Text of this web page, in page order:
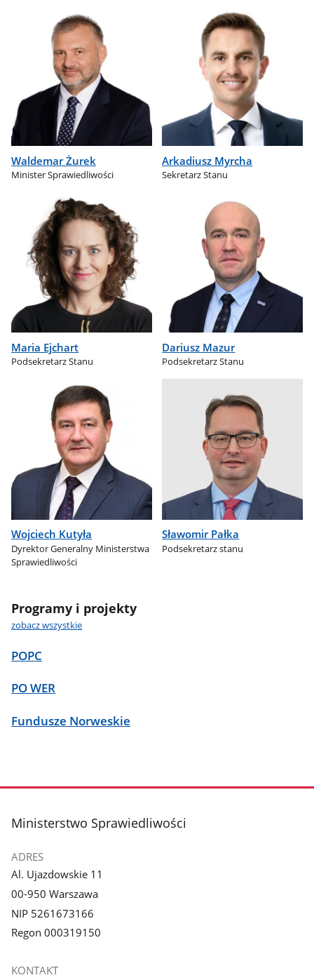
Waldemar Żurek
Minister Sprawiedliwości
Arkadiusz Myrcha
Sekretarz Stanu
Maria Ejchart
Podsekretarz Stanu
Dariusz Mazur
Podsekretarz Stanu
Wojciech Kutyła
Dyrektor Generalny Ministerstwa
Sprawiedliwości
Sławomir Pałka
Podsekretarz stanu
Programy i projekty
zobacz wszystkie
POPC
PO WER
Fundusze Norweskie
stopka
Ministerstwo Sprawiedliwości
ADRES
Al. Ujazdowskie 11
00-950 Warszawa
NIP 5261673166
Regon 000319150
KONTAKT